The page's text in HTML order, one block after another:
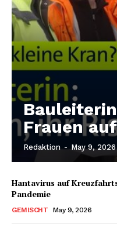
Frauen
Redaktion - May 9, 2026
Hantavirus auf
Pandemie
GEMISCHT May 9, 2026